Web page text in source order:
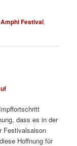
Amphi Festival,
dass es in der
Festivalsaison
Hoffnung für